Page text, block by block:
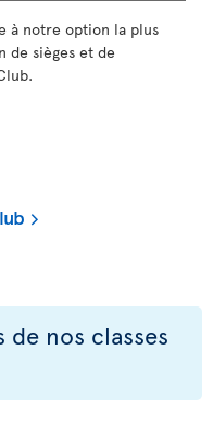
à notre option la plus
de sièges et de
de nos classes